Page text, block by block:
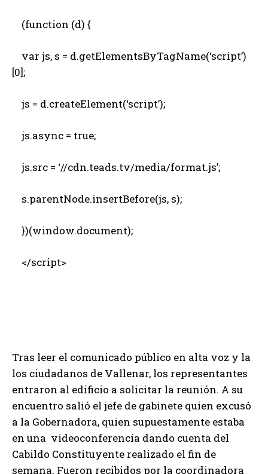
(function (d) {
var js, s = d.getElementsByTagName(‘script’)
[0];
js = d.createElement(‘script’);
js.async = true;
js.src = ‘//cdn.teads.tv/media/format.js’;
s.parentNode.insertBefore(js, s);
})(window.document);
</script>
Tras leer el comunicado público en alta voz y la
los ciudadanos de Vallenar, los representantes
entraron al edificio a solicitar la reunión. A su
encuentro salió el jefe de gabinete quien excusó
a la Gobernadora, quien supuestamente estaba
en una videoconferencia dando cuenta del
Cabildo Constituyente realizado el fin de
semana. Fueron recibidos por la coordinadora